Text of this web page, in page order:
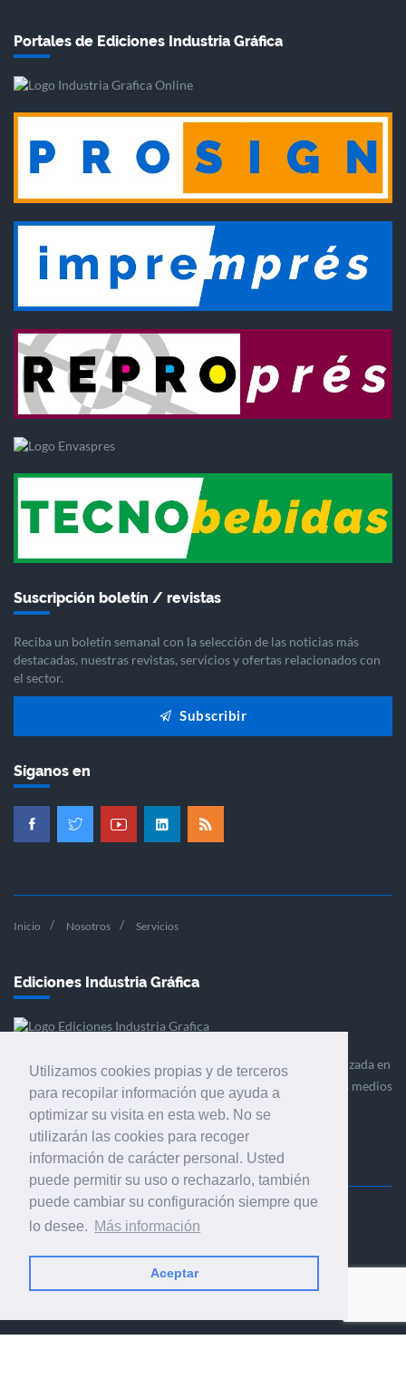
Utilizamos cookies propias y de terceros
para recopilar información que ayuda a
optimizar su visita en esta web. No se
utilizarán las cookies para recoger
información de carácter personal. Usted
puede permitir su uso o rechazarlo, también
puede cambiar su configuración siempre que
lo desee. Más información
Aceptar
Portales de Ediciones Industria Gráfica
Suscripción boletín / revistas
Reciba un boletín semanal con la selección de las noticias más
destacadas, nuestras revistas, servicios y ofertas relacionados con
el sector.
Subscribir
Síganos en
Inicio Nosotros Servicios
Ediciones Industria Gráfica
Ediciones Industria Gráfica es una empresa editora especializada en
el mercado de la comunicación gráfica que engloba diversos medios
profesionales especializados en el mercado gráfico, la
comunicación visual y el envasado.
Ediciones Industria Gráfica, S.C.P.